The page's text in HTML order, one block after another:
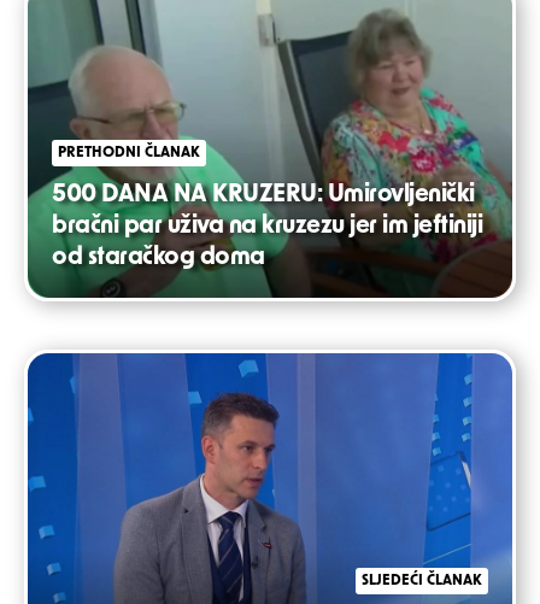
navigation
PRETHODNI ČLANAK
500 DANA NA KRUZERU: Umirovljenički
bračni par uživa na kruzezu jer im jeftiniji
od staračkog doma
SLJEDEĆI ČLANAK